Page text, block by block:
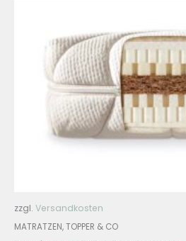
zzgl. Versandkosten
MATRATZEN, TOPPER & CO